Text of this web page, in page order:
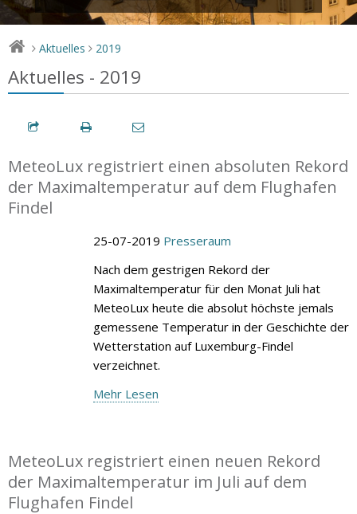
> Aktuelles > 2019
Aktuelles - 2019
MeteoLux registriert einen absoluten Rekord
der Maximaltemperatur auf dem Flughafen
Findel
25-07-2019 Presseraum
Nach dem gestrigen Rekord der
Maximaltemperatur für den Monat Juli hat
MeteoLux heute die absolut höchste jemals
gemessene Temperatur in der Geschichte der
Wetterstation auf Luxemburg-Findel
verzeichnet.
Mehr Lesen
MeteoLux registriert einen neuen Rekord
der Maximaltemperatur im Juli auf dem
Flughafen Findel